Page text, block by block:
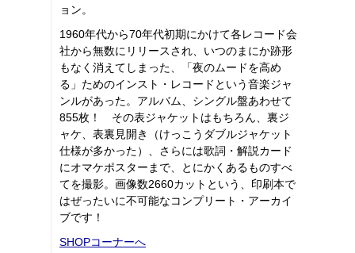
ョン。
1960年代から70年代初期にかけて各レコード会
社から無数にリリースされ、いつのまにか跡形
もなく消えてしまった、「夜のムードを高め
る」ためのインスト・レコードという音楽ジャ
ンルがあった。アルバム、シングル盤あわせて
855枚！ その表ジャケットはもちろん、裏ジ
ャケ、表裏見開き（けっこうダブルジャケット
仕様が多かった）、さらには歌詞・解説カード
にオマケポスターまで、とにかくあるものすべ
てを撮影。画像数2660カットという、印刷本で
はぜったいに不可能なコンプリート・アーカイ
ブです！
SHOPコーナーへ